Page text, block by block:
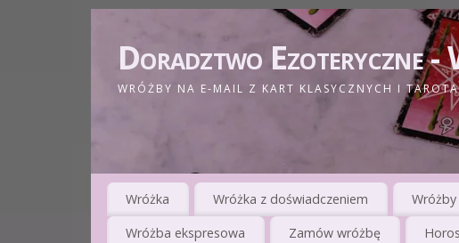
Doradztwo Ezoteryczne -
WRÓŻBY NA E-MAIL Z KART KLASYCZNYCH I TAROTA
Wróżka Wróżka z doświadczeniem Wróżby
Wróżba ekspresowa Zamów wróżbę